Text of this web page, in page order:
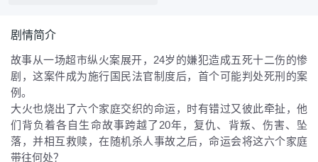
剧情简介
故事从一场超市纵火案展开，24岁的嫌犯造成五死十二伤的惨
剧，这案件成为施⾏国民法官制度后，首个可能判处死刑的案
例。
大火也烧出了六个家庭交织的命运，时有错过又彼此牵扯，他
们背负着各自生命故事跨越了20年，复仇、背叛、伤害、坠
落，并相互救赎，在随机杀人事故之后，命运会将这六个家庭
带往何处？